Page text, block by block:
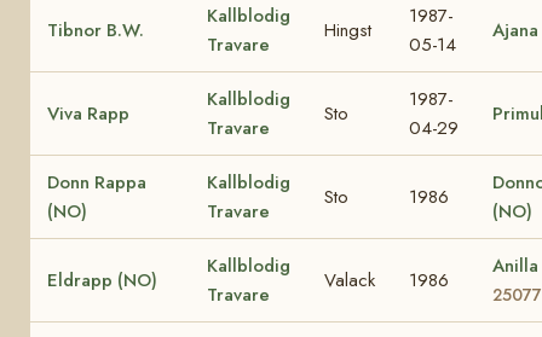
Tibnor B.W.
Kallblodig
Travare
Hingst
1987-
05-14
Ajana
Viva Rapp
Kallblodig
Travare
Sto
1987-
04-29
Donn Rappa
(NO)
Kallblodig
Travare
Sto 1986
(NO)
Eldrapp (NO)
Kallblodig
Travare
Valack 1986
25077